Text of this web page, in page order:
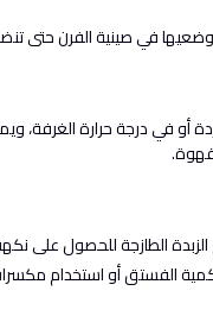
في صينية الفرن حتى
أو في درجة حرارة الغرفة،
الطازجة للحصول على
الفستق أو استخدام